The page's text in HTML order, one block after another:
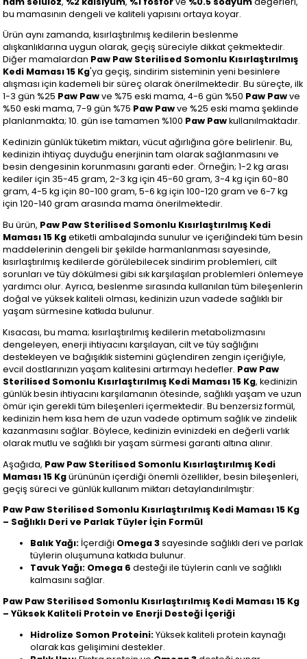
bu mamasının dengeli ve kaliteli yapısını ortaya koyar.
Ürün aynı zamanda, kısırlaştırılmış kedilerin beslenme
alışkanlıklarına uygun olarak, geçiş süreciyle dikkat çekmektedir.
Diğer mamalardan Paw Paw Sterilised Somonlu Kısırlaştırılmış
Kedi Maması 15 Kg'ya geçiş, sindirim sisteminin yeni besinlere
alışması için kademeli bir süreç olarak önerilmektedir. Bu süreçte, ilk
1-3 gün %25 Paw Pawve %75 eski mama, 4-6 gün %50 Paw Pawve
%50 eski mama, 7-9 gün %75 Paw Pawve %25 eski mama şeklinde
planlanmakta; 10. gün ise tamamen %100 Paw Pawkullanılmaktadır.
Kedinizin günlük tüketim miktarı, vücut ağırlığına göre belirlenir. Bu,
kedinizin ihtiyaç duyduğu enerjinin tam olarak sağlanmasını ve
besin dengesinin korunmasını garanti eder. Örneğin; 1-2 kg arası
kediler için 35-45 gram, 2-3 kg için 45-60 gram, 3-4 kg için 60-80
gram, 4-5 kg için 80-100 gram, 5-6 kg için 100-120 gram ve 6-7 kg
için 120-140 gram arasında mama önerilmektedir.
Bu ürün, Paw Paw Sterilised Somonlu Kısırlaştırılmış Kedi
Maması 15 Kgetiketli ambalajında sunulur ve içeriğindeki tüm besin
maddelerinin dengeli bir şekilde harmanlanması sayesinde,
kısırlaştırılmış kedilerde görülebilecek sindirim problemleri, cilt
sorunları ve tüy dökülmesi gibi sık karşılaşılan problemleri önlemeye
yardımcı olur. Ayrıca, beslenme sırasında kullanılan tüm bileşenlerin
doğal ve yüksek kaliteli olması, kedinizin uzun vadede sağlıklı bir
yaşam sürmesine katkıda bulunur.
Kısacası, bu mama; kısırlaştırılmış kedilerin metabolizmasını
dengeleyen, enerji ihtiyacını karşılayan, cilt ve tüy sağlığını
destekleyen ve bağışıklık sistemini güçlendiren zengin içeriğiyle,
evcil dostlarınızın yaşam kalitesini artırmayı hedefler. Paw Paw
Sterilised Somonlu Kısırlaştırılmış Kedi Maması 15 Kg, kedinizin
günlük besin ihtiyacını karşılamanın ötesinde, sağlıklı yaşam ve uzun
ömür için gerekli tüm bileşenleri içermektedir. Bu benzersiz formül,
kedinizin hem kısa hem de uzun vadede optimum sağlık ve zindelik
kazanmasını sağlar. Böylece, kedinizin evinizdeki en değerli varlık
olarak mutlu ve sağlıklı bir yaşam sürmesi garanti altına alınır.
Aşağıda, Paw Paw Sterilised Somonlu Kısırlaştırılmış Kedi
Maması 15 Kgürününün içerdiği önemli özellikler, besin bileşenleri,
geçiş süreci ve günlük kullanım miktarı detaylandırılmıştır:
Paw Paw Sterilised Somonlu Kısırlaştırılmış Kedi Maması 15 Kg
– Sağlıklı Deri ve Parlak Tüyler İçin Formül
Balık Yağı: İçerdiği Omega 3sayesinde sağlıklı deri ve parlak
tüylerin oluşumuna katkıda bulunur.
Tavuk Yağı: Omega 6 desteği ile tüylerin canlı ve sağlıklı
kalmasını sağlar.
Paw Paw Sterilised Somonlu Kısırlaştırılmış Kedi Maması 15 Kg
– Yüksek Kaliteli Protein ve Enerji Desteği İçeriği
Hidrolize Somon Proteini:Yüksek kaliteli protein kaynağı
olarak kas gelişimini destekler.